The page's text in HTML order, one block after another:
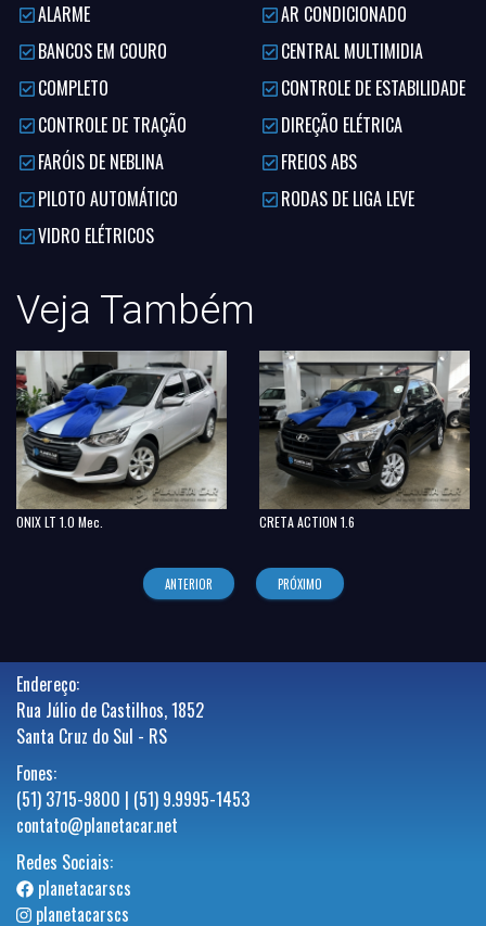
ALARME
AR CONDICIONADO
BANCOS EM COURO
CENTRAL MULTIMIDIA
COMPLETO
CONTROLE DE ESTABILIDADE
CONTROLE DE TRAÇÃO
DIREÇÃO ELÉTRICA
FARÓIS DE NEBLINA
FREIOS ABS
PILOTO AUTOMÁTICO
RODAS DE LIGA LEVE
VIDRO ELÉTRICOS
Veja Também
ONIX LT 1.0 Mec. CRETA ACTION 1.6
ANTERIOR PRÓXIMO
Endereço:
Rua Júlio de Castilhos, 1852
Santa Cruz do Sul - RS
Fones:
(51) 3715-9800 | (51) 9.9995-1453
contato@planetacar.net
Redes Sociais:
planetacarscs
planetacarscs